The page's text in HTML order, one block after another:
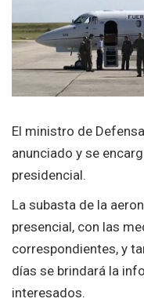
El ministro de
anunciado y se
presidencial.
La subasta de la
presencial, con las
correspondientes, y
días se brindará la
interesados.